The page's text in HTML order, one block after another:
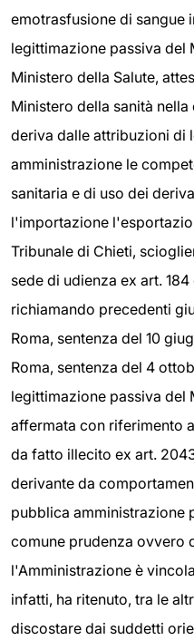
emotrasfusione di sangue
legittimazione passiva del
Ministero della Salute,
Ministero della sanità
deriva dalle attribuzioni di
amministrazione le
sanitaria e di uso dei
l'importazione
Tribunale di Chieti,
sede di udienza ex art.
richiamando precedenti
Roma, sentenza del 10
Roma, sentenza del 4
legittimazione passiva del
affermata con riferimento
da fatto illecito ex art.
derivante da
pubblica amministrazione
comune prudenza ovvero
l'Amministrazione è
infatti, ha ritenuto, tra le
discostare dai suddetti